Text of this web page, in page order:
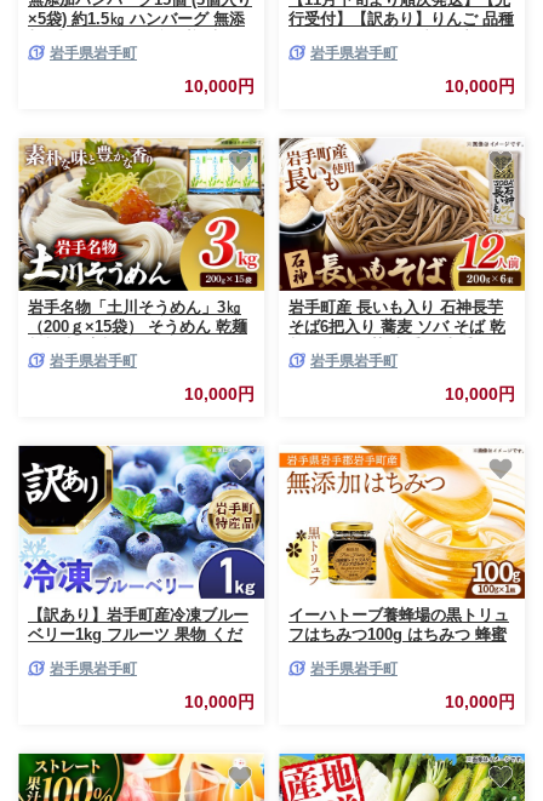
×5袋) 約1.5㎏ ハンバーグ 無添
豚肉 100％ 簡単調理 加熱調理
済 お弁当 惣菜 冷凍 ひき肉 肉
お肉 冷凍 岩手県 岩手町
岩手県岩手町
10,000円
行受付】【訳あり】りんご 品種
ご リンゴ ジョナゴールド シナ
ノゴールド フジ フルーツ 果物
くだもの アップル 甘み 酸味 濃
町 髙村果樹園
岩手県岩手町
10,000円
岩手名物「土川そうめん」3㎏
（200ｇ×15袋） そうめん 乾麺
らか つるつる のど越し 小分け
ギフト 贈り物 岩手県 岩手町
岩手県岩手町
10,000円
岩手町産 長いも入り 石神長芋
そば6把入り 蕎麦 ソバ そば 乾
岩手県岩手町
10,000円
【訳あり】岩手町産冷凍ブルー
ベリー1kg フルーツ 果物 くだ
ジャム スムージー ヨーグルト
お菓子作り 冷凍 訳あり 業務用
岩手県 岩手町 岩手缶詰
岩手県岩手町
10,000円
イーハトーブ養蜂場の黒トリュ
フはちみつ100g はちみつ 蜂蜜
ュフ 黒トリュフ イーハトーブ
養蜂場 香り おやつ 料理 芳醇
岩手県 岩手町 イーハトーブ養
岩手県岩手町
10,000円